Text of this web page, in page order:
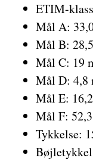
ETIM-
Mål A:
Mål B:
Mål C: 19
Mål D: 4,8
Mål E:
Mål F:
Tykkelse: